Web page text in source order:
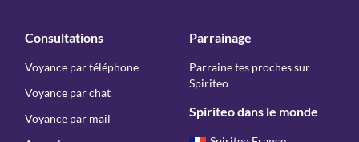
Consultations
Voyance par téléphone
Voyance par chat
Voyance par mail
Parrainage
Parraine tes proches sur
Spiriteo
Spiriteo dans le monde